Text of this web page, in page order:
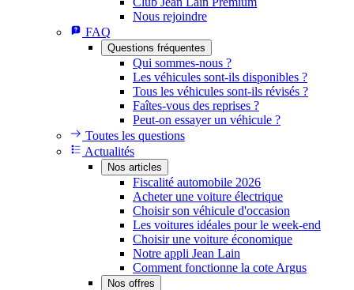
Nous rejoindre
FAQ
Questions fréquentes
Qui sommes-nous ?
Les véhicules sont-ils disponibles ?
Tous les véhicules sont-ils révisés ?
Faîtes-vous des reprises ?
Peut-on essayer un véhicule ?
Toutes les questions
Actualités
Nos articles
Fiscalité automobile 2026
Acheter une voiture électrique
Choisir son véhicule d'occasion
Les voitures idéales pour le week-end
Choisir une voiture économique
Notre appli Jean Lain
Comment fonctionne la cote Argus
Nos offres